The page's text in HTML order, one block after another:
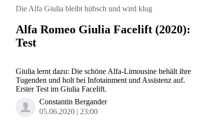
Die Alfa Giulia bleibt hübsch und wird klug
Alfa Romeo Giulia Facelift (2020):
Test
Giulia lernt dazu: Die schöne Alfa-Limousine behält ihre
Tugenden und holt bei Infotainment und Assistenz auf.
Erster Test im Giulia Facelift.
Constantin Bergander
05.06.2020
23:00